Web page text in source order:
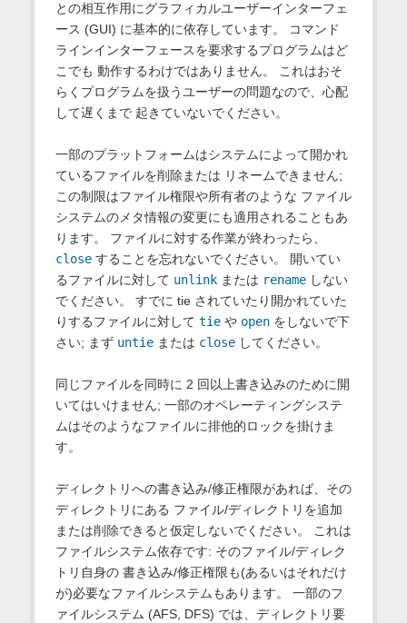
との相互作用にグラフィカルユーザーインターフェ
ース (GUI) に基本的に依存しています。 コマンド
ラインインターフェースを要求するプログラムはど
こでも 動作するわけではありません。 これはおそ
らくプログラムを扱うユーザーの問題なので、心配
して遅くまで 起きていないでください。
一部のプラットフォームはシステムによって開かれ
ているファイルを削除または リネームできません;
この制限はファイル権限や所有者のような ファイル
システムのメタ情報の変更にも適用されることもあ
ります。 ファイルに対する作業が終わったら、
closeすることを忘れないでください。 開いてい
るファイルに対して unlinkまたは renameしない
でください。 すでに tie されていたり開かれていた
りするファイルに対して tieや openをしないで下
さい; まず untieまたは closeしてください。
同じファイルを同時に 2 回以上書き込みのために開
いてはいけません; 一部のオペレーティングシステ
ムはそのようなファイルに排他的ロックを掛けま
す。
ディレクトリへの書き込み/修正権限があれば、その
ディレクトリにある ファイル/ディレクトリを追加
または削除できると仮定しないでください。 これは
ファイルシステム依存です: そのファイル/ディレク
トリ自身の 書き込み/修正権限も(あるいはそれだけ
が)必要なファイルシステムもあります。 一部のフ
ァイルシステム (AFS, DFS) では、ディレクトリ要